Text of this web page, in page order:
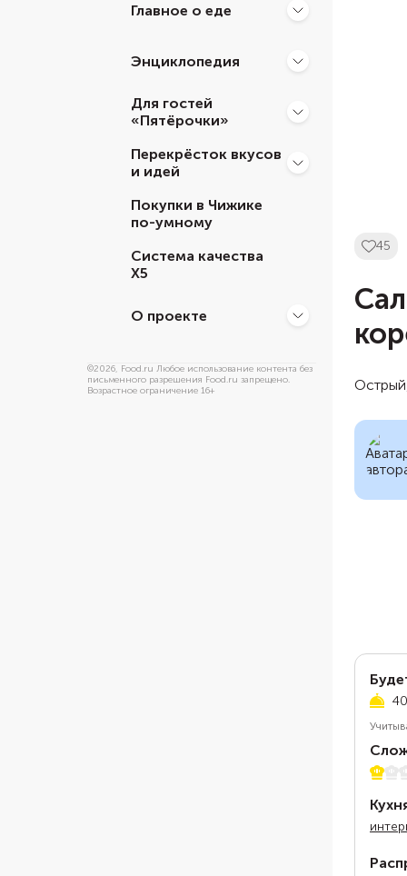
Главное о еде
Энциклопедия
Для гостей
«Пятёрочки»
Перекрёсток вкусов
и идей
Покупки в Чижике
по-умному
Система качества
Х5
О проекте
©2026, Food.ru Любое использование контента без
письменного разрешения Food.ru запрещено.
Возрастное ограничение 16+
45
1 из 5